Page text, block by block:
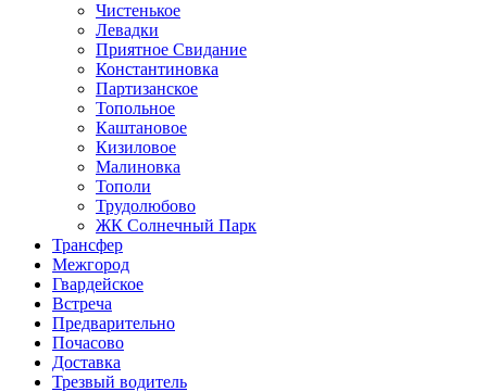
Чистенькое
Левадки
Приятное Свидание
Константиновка
Партизанское
Топольное
Каштановое
Кизиловое
Малиновка
Тополи
Трудолюбово
ЖК Солнечный Парк
Трансфер
Межгород
Гвардейское
Встреча
Предварительно
Почасово
Доставка
Трезвый водитель